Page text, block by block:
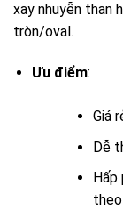
xay nhuyễn than
tròn/oval.
Ưu điểm:
Giá
Dễ